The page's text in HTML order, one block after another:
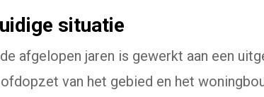
situatie
afgelopen jaren is gewerkt aan een
van het gebied en het